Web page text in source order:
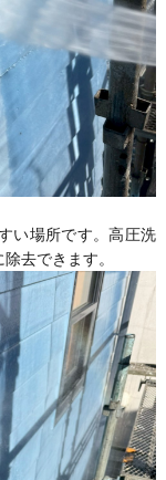
い場所です。高圧洗
去できます。